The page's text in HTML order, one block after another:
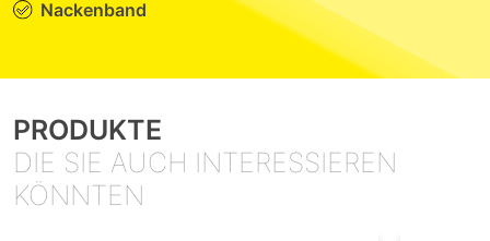
Nackenband
PRODUKTE
DIE SIE AUCH INTERESSIEREN
KÖNNTEN